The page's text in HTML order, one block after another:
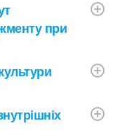
при